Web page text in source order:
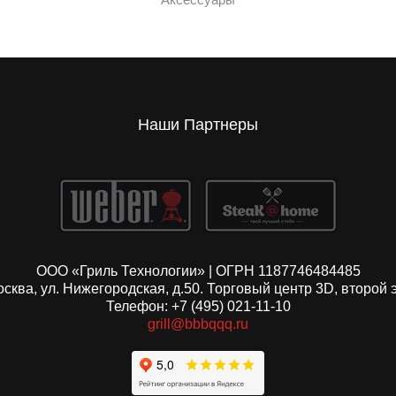
Наши Партнеры
ООО «Гриль Технологии» | ОГРН 1187746484485
ул. Нижегородская, д.50. Торговый центр 3D, второй
Телефон: +7 (495) 021-11-10
grill@bbbqqq.ru